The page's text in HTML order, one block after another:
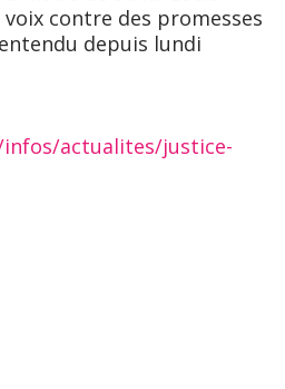
voix contre des promesses
depuis lundi
actualites/justice-